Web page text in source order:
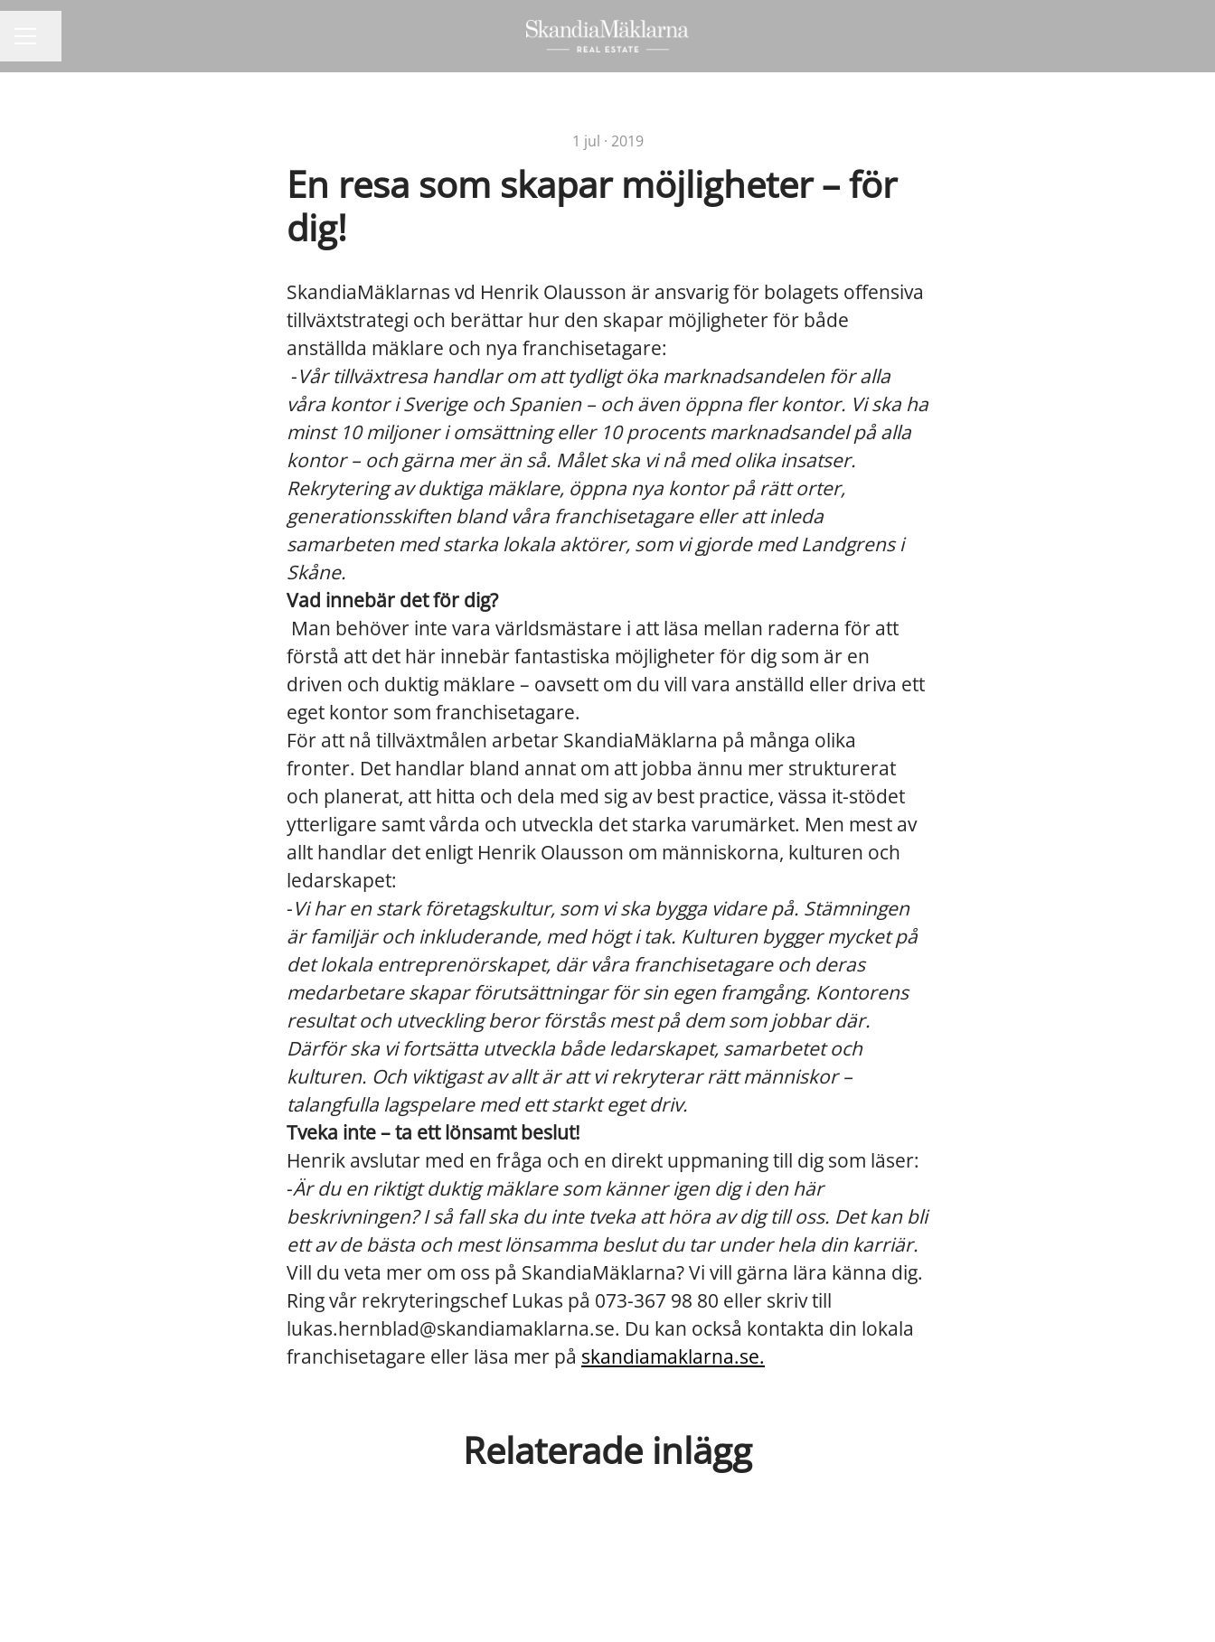
1 jul · 2019
En resa som skapar möjligheter – för
dig!
SkandiaMäklarnas vd Henrik Olausson är ansvarig för bolagets offensiva
tillväxtstrategi och berättar hur den skapar möjligheter för både
anställda mäklare och nya franchisetagare:
-Vår tillväxtresa handlar om att tydligt öka marknadsandelen för alla
våra kontor i Sverige och Spanien – och även öppna fler kontor. Vi ska ha
minst 10 miljoner i omsättning eller 10 procents marknadsandel på alla
kontor – och gärna mer än så. Målet ska vi nå med olika insatser.
Rekrytering av duktiga mäklare, öppna nya kontor på rätt orter,
generationsskiften bland våra franchisetagare eller att inleda
samarbeten med starka lokala aktörer, som vi gjorde med Landgrens i
Skåne.
Vad innebär det för dig?
Man behöver inte vara världsmästare i att läsa mellan raderna för att
förstå att det här innebär fantastiska möjligheter för dig som är en
driven och duktig mäklare – oavsett om du vill vara anställd eller driva ett
eget kontor som franchisetagare.
För att nå tillväxtmålen arbetar SkandiaMäklarna på många olika
fronter. Det handlar bland annat om att jobba ännu mer strukturerat
och planerat, att hitta och dela med sig av best practice, vässa it-stödet
ytterligare samt vårda och utveckla det starka varumärket. Men mest av
allt handlar det enligt Henrik Olausson om människorna, kulturen och
ledarskapet:
-Vi har en stark företagskultur, som vi ska bygga vidare på. Stämningen
är familjär och inkluderande, med högt i tak. Kulturen bygger mycket på
det lokala entreprenörskapet, där våra franchisetagare och deras
medarbetare skapar förutsättningar för sin egen framgång. Kontorens
resultat och utveckling beror förstås mest på dem som jobbar där.
Därför ska vi fortsätta utveckla både ledarskapet, samarbetet och
kulturen. Och viktigast av allt är att vi rekryterar rätt människor –
talangfulla lagspelare med ett starkt eget driv.
Tveka inte – ta ett lönsamt beslut!
Henrik avslutar med en fråga och en direkt uppmaning till dig som läser:
-Är du en riktigt duktig mäklare som känner igen dig i den här
beskrivningen? I så fall ska du inte tveka att höra av dig till oss. Det kan bli
ett av de bästa och mest lönsamma beslut du tar under hela din karriär.
Vill du veta mer om oss på SkandiaMäklarna? Vi vill gärna lära känna dig.
Ring vår rekryteringschef Lukas på 073-367 98 80 eller skriv till
lukas.hernblad@skandiamaklarna.se. Du kan också kontakta din lokala
franchisetagare eller läsa mer på skandiamaklarna.se.
Relaterade inlägg